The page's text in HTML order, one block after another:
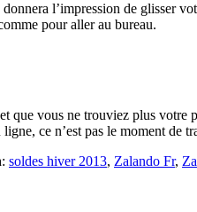
l’impression de glisser
pour aller au bureau.
que vous ne trouviez plus votre
ce n’est pas le moment
soldes hiver 2013, Zalando Fr,